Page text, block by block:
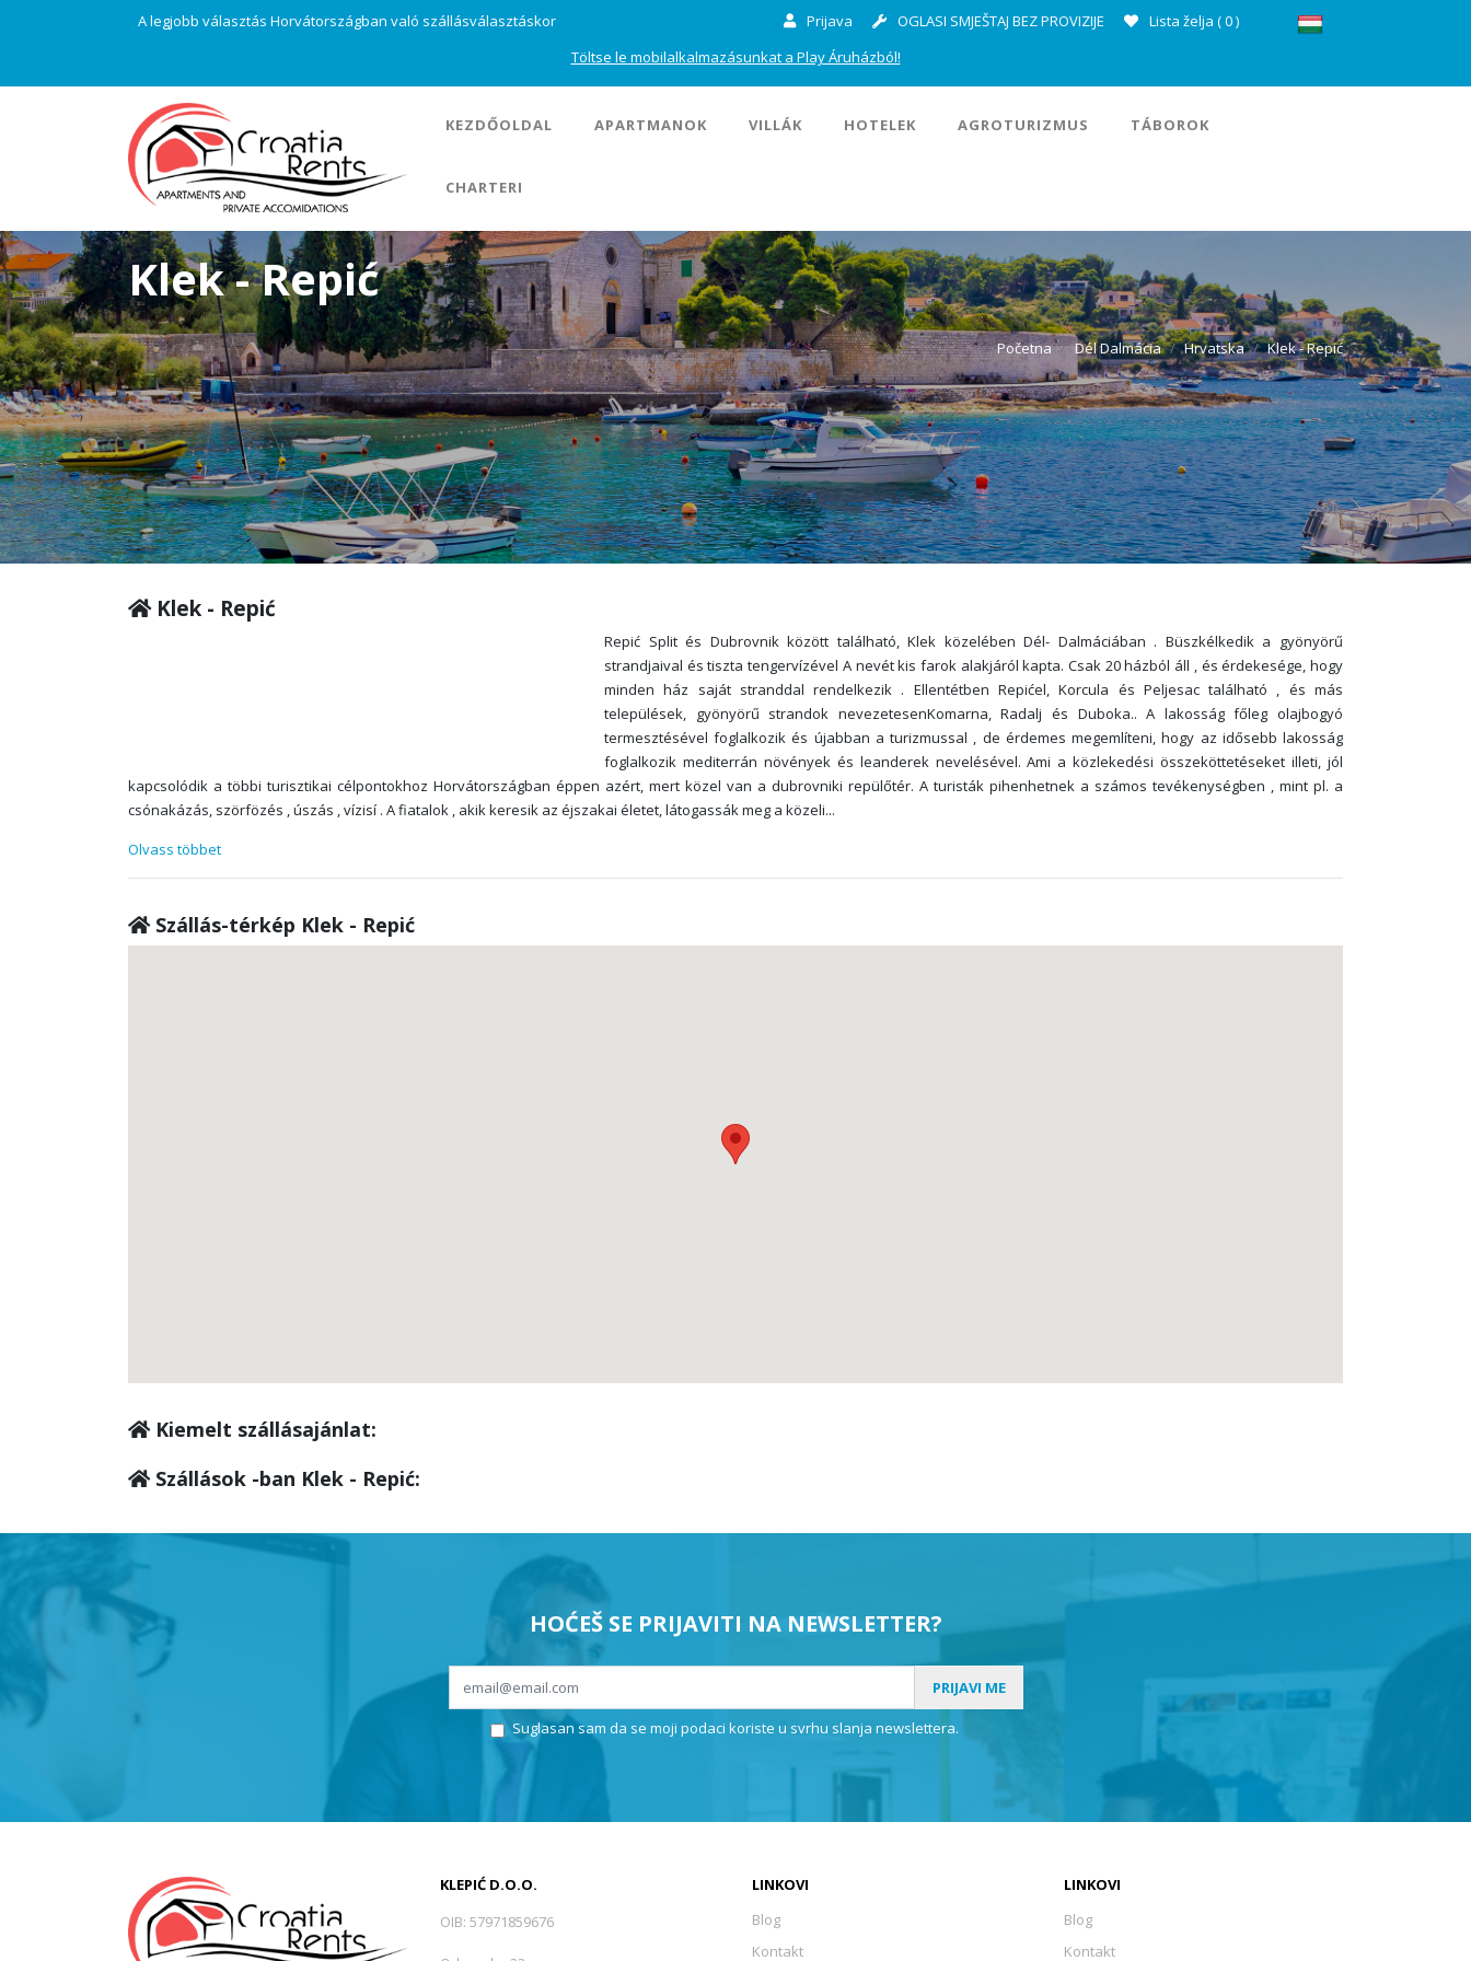
A legjobb választás Horvátországban való szállásválasztáskor Prijava OGLASI SMJEŠTAJ BEZ PROVIZIJE Lista želja (0)
Töltse le mobilalkalmazásunkat a Play Áruházból!
KEZDŐOLDAL APARTMANOK VILLÁK HOTELEK AGROTURIZMUS TÁBOROK
CHARTERI
Klek - Repić
Početna Dél Dalmácia Hrvatska Klek - Repić
Klek - Repić
Repić Split és Dubrovnik között található, Klek közelében Dél- Dalmáciában . Büszkélkedik a gyönyörű
strandjaival és tiszta tengervízével A nevét kis farok alakjáról kapta. Csak 20 házból áll , és érdekesége, hogy
minden ház saját stranddal rendelkezik . Ellentétben Repićel, Korcula és Peljesac található , és más
települések, gyönyörű strandok nevezetesenKomarna, Radalj és Duboka.. A lakosság főleg olajbogyó
termesztésével foglalkozik és újabban a turizmussal , de érdemes megemlíteni, hogy az idősebb lakosság
foglalkozik mediterrán növények és leanderek nevelésével. Ami a közlekedési összeköttetéseket illeti, jól
kapcsolódik a többi turisztikai célpontokhoz Horvátországban éppen azért, mert közel van a dubrovniki repülőtér. A turisták pihenhetnek a számos tevékenységben , mint pl. a
csónakázás, szörfözés , úszás , vízisí . A fiatalok , akik keresik az éjszakai életet, látogassák meg a közeli...
Olvass többet
Szállás-térkép Klek - Repić
Kiemelt szállásajánlat:
Szállások -ban Klek - Repić:
HOĆEŠ SE PRIJAVITI NA NEWSLETTER?
PRIJAVI ME
Suglasan sam da se moji podaci koriste u svrhu slanja newslettera.
KLEPIĆ D.O.O.
OIB: 57971859676
LINKOVI
Blog
Kontakt
LINKOVI
Blog
Kontakt